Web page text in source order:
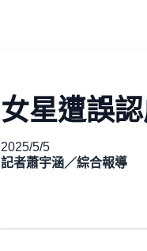
女星遭誤
2025/5/5
記者蕭宇涵／綜合報導